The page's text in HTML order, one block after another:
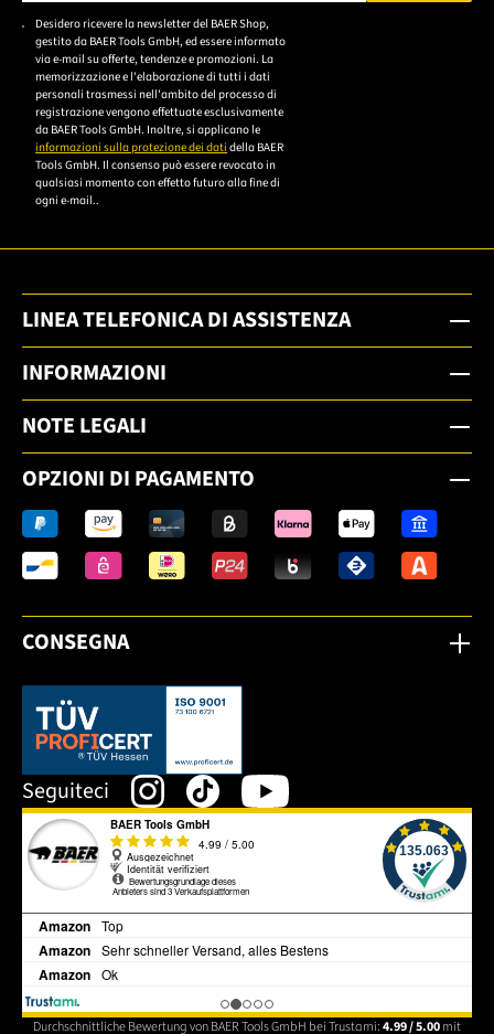
Bitte geben Sie eine gültige E-Mail-Adresse ein.
Desidero ricevere la newsletter del BAER Shop,
gestito da BAER Tools GmbH, ed essere informato
via e-mail su offerte, tendenze e promozioni. La
memorizzazione e l'elaborazione di tutti i dati
personali trasmessi nell'ambito del processo di
registrazione vengono effettuate esclusivamente
da BAER Tools GmbH. Inoltre, si applicano le
informazioni sulla protezione dei dati della BAER
Tools GmbH. Il consenso può essere revocato in
qualsiasi momento con effetto futuro alla fine di
ogni e-mail..
LINEA TELEFONICA DI ASSISTENZA
INFORMAZIONI
NOTE LEGALI
OPZIONI DI PAGAMENTO
CONSEGNA
Dieser Link öffnet sich in einem neuen Tab.
Seguiteci
Durchschnittliche Bewertung von BAER Tools GmbH bei Trustami:4.99 / 5.00mit